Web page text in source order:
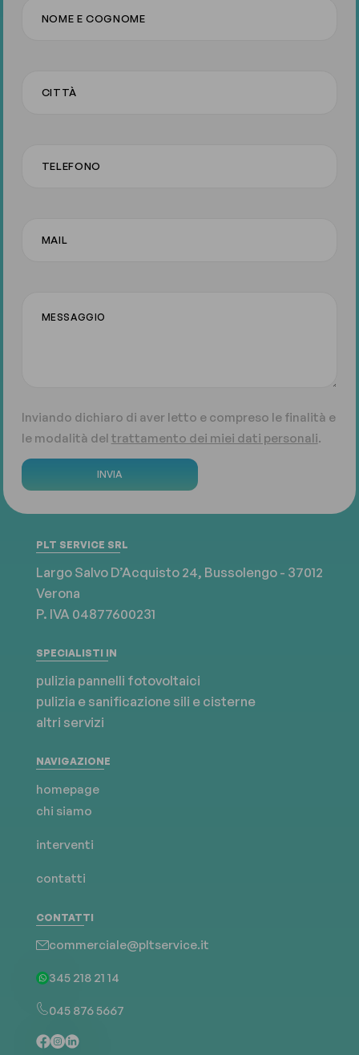
Inviando dichiaro di aver letto e compreso le finalità e
le modalità del trattamento dei miei dati personali.
INVIA
PLT SERVICE SRL
Largo Salvo D’Acquisto 24, Bussolengo - 37012
Verona
P. IVA 04877600231
SPECIALISTI IN
pulizia pannelli fotovoltaici
pulizia e sanificazionesili e cisterne
altri servizi
NAVIGAZIONE
homepage
chi siamo
interventi
contatti
CONTATTI
commerciale@pltservice.it
345 218 21 14
045 876 5667